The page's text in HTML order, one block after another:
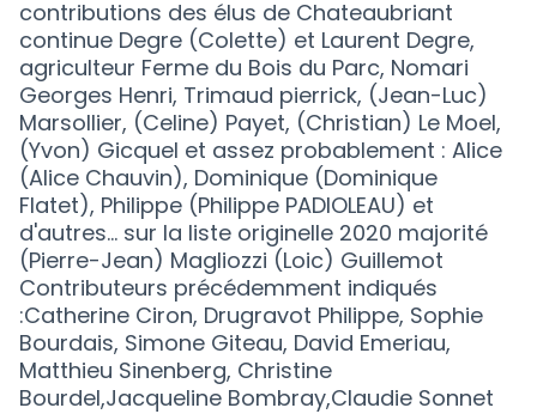
contributions des élus de Chateaubriant
continue Degre (Colette) et Laurent Degre,
agriculteur Ferme du Bois du Parc, Nomari
Georges Henri, Trimaud pierrick, (Jean-Luc)
Marsollier, (Celine) Payet, (Christian) Le Moel,
(Yvon) Gicquel et assez probablement : Alice
(Alice Chauvin), Dominique (Dominique
Flatet), Philippe (Philippe PADIOLEAU) et
d'autres... sur la liste originelle 2020 majorité
(Pierre-Jean) Magliozzi (Loic) Guillemot
Contributeurs précédemment indiqués
:Catherine Ciron, Drugravot Philippe, Sophie
Bourdais, Simone Giteau, David Emeriau,
Matthieu Sinenberg, Christine
Bourdel,Jacqueline Bombray,Claudie Sonnet